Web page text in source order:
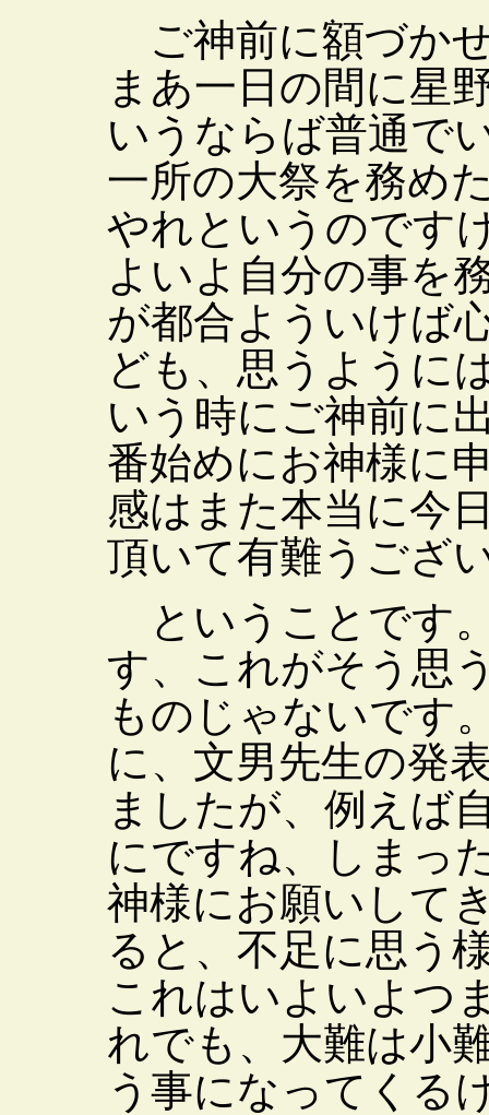
ご神前に額づか
まあ一日の間に星
いうならば普通で
一所の大祭を務め
やれというのです
よいよ自分の事を
が都合よういけば
ども、思うように
いう時にご神前に
番始めにお神様に
感はまた本当に今
頂いて有難うござ
ということです
す、これがそう思
ものじゃないです
に、文男先生の発
ましたが、例えば
にですね、しまっ
神様にお願いして
ると、不足に思う
これはいよいよつ
れでも、大難は小
う事になってくる